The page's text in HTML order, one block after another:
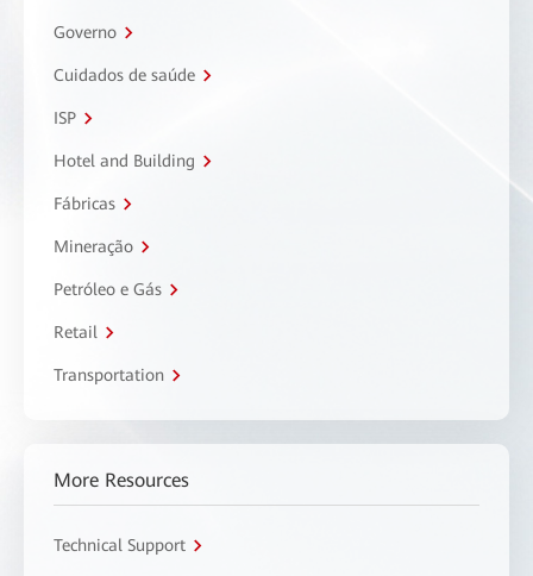
Governo
Cuidados de saúde
ISP
Hotel and Building
Fábricas
Mineração
Petróleo e Gás
Retail
Transportation
More Resources
Technical Support